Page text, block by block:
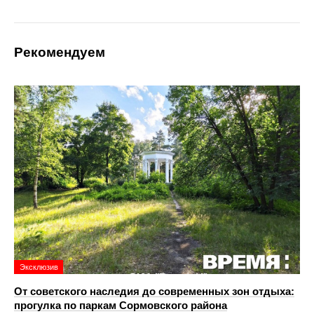
Рекомендуем
Эксклюзив
От советского наследия до современных зон отдыха:
прогулка по паркам Сормовского района